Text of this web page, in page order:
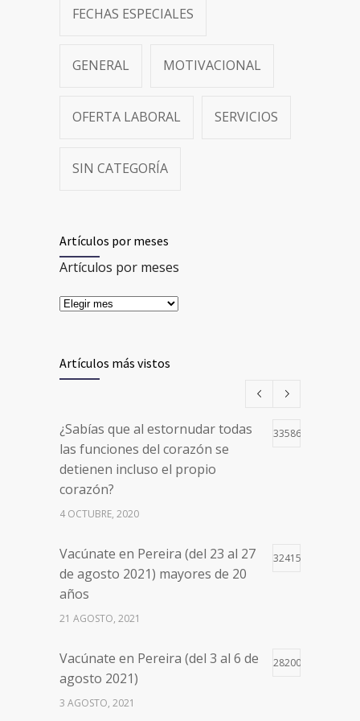
FECHAS ESPECIALES
GENERAL MOTIVACIONAL
OFERTA LABORAL SERVICIOS
SIN CATEGORÍA
Artículos por meses
Artículos por meses
Artículos más vistos
¿Sabías que al estornudar todas
las funciones del corazón se
detienen incluso el propio
corazón?
33586
4 OCTUBRE, 2020
Vacúnate en Pereira (del 23 al 27
de agosto 2021) mayores de 20
años
32415
21 AGOSTO, 2021
Vacúnate en Pereira (del 3 al 6 de
agosto 2021)
28200
3 AGOSTO, 2021